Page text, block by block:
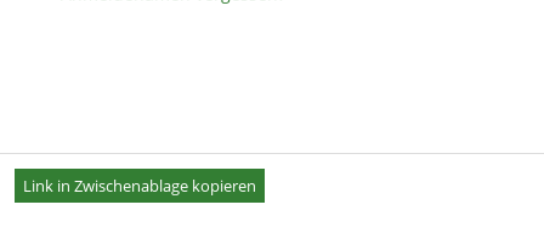
Link in Zwischenablage kopieren